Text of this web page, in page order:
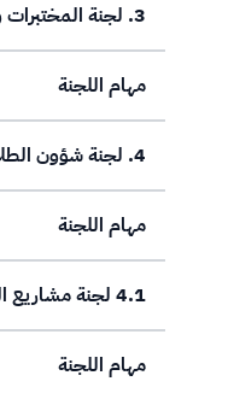
3. لجنة المختبرات والسلامة وموارد التعلم
مهام اللجنة
4. لجنة شؤون الطلاب والخريجين
مهام اللجنة
4.1 لجنة مشاريع التخرج (اللجنة الفرعية)
مهام اللجنة